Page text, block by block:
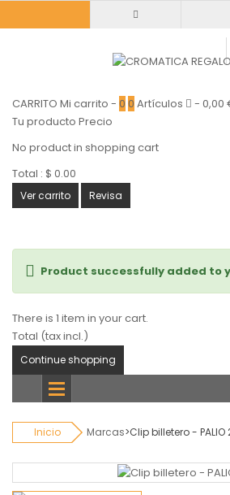
CARRITO Mi carrito - 0 0 Artículos - 0,00
Tu producto Precio
No product in shopping cart
Total : $ 0.00
Ver carrito Revisa
Product successfully added to
There is 1 item in your cart.
Total (tax incl.)
Continue shopping
categorias
Inicio Marcas>Clip billetero - PALIO